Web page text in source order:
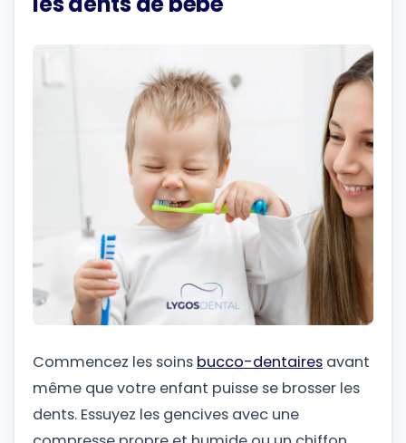
Commencez les soins bucco-dentaires avant
même que votre enfant puisse se brosser les
dents. Essuyez les gencives avec une